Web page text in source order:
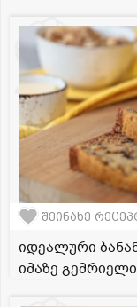
შეინახე
იდეალური
იმაზე